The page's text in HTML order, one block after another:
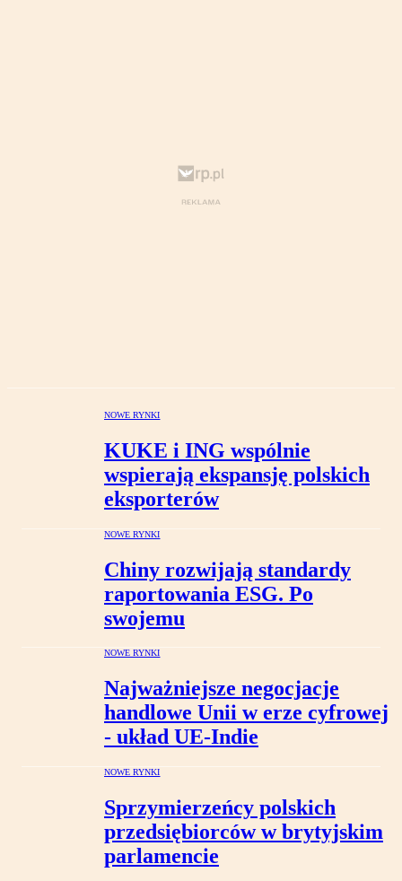
NOWE RYNKI
KUKE i ING wspólnie
wspierają ekspansję polskich
eksporterów
NOWE RYNKI
Chiny rozwijają standardy
raportowania ESG. Po
swojemu
NOWE RYNKI
Najważniejsze negocjacje
handlowe Unii w erze cyfrowej
- układ UE-Indie
NOWE RYNKI
Sprzymierzeńcy polskich
przedsiębiorców w brytyjskim
parlamencie